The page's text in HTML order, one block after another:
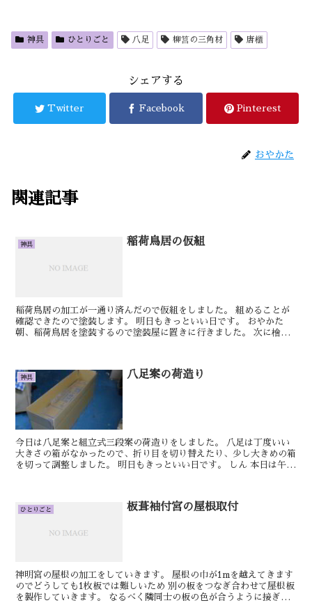
神具 ひとりごと 八足 柳筥の三角材 唐櫃
シェアする
Twitter Facebook Pinterest
おやかた
関連記事
神具 稲荷鳥居の仮組
稲荷鳥居の加工が一通り済んだので仮組をしました。 組めることが
確認できたので塗装します。 明日もきっといい日です。 おやかた
朝、稲荷鳥居を塗装するので塗装屋に置きに行きました。 次に檜扇
神具 八足案の荷造り
今日は八足案と組立式三段案の荷造りをしました。 八足は丁度いい
大きさの箱がなかったので、折り目を切り替えたり、少し大きめの箱
を切って調整しました。 明日もきっといい日です。 しん 本日は午前
ひとりごと 板葺袖付宮の屋根取付
神明宮の屋根の加工をしていきます。 屋根の巾が1mを越えてきます
のでどうしても1枚板では難しいため 別の板をつなぎ合わせて屋根板
を製作していきます。 なるべく隣同士の板の色が合うように接ぎ合